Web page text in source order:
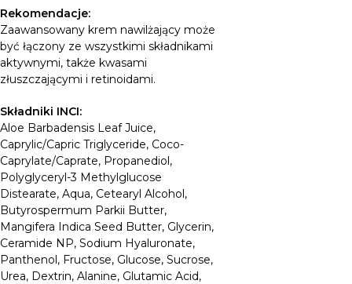
Rekomendacje:
Zaawansowany krem nawilżający może
być łączony ze wszystkimi składnikami
aktywnymi, także kwasami
złuszczającymi i retinoidami.
Składniki INCI:
Aloe Barbadensis Leaf Juice,
Caprylic/Capric Triglyceride, Coco-
Caprylate/Caprate, Propanediol,
Polyglyceryl-3 Methylglucose
Distearate, Aqua, Cetearyl Alcohol,
Butyrospermum Parkii Butter,
Mangifera Indica Seed Butter, Glycerin,
Ceramide NP, Sodium Hyaluronate,
Panthenol, Fructose, Glucose, Sucrose,
Urea, Dextrin, Alanine, Glutamic Acid,